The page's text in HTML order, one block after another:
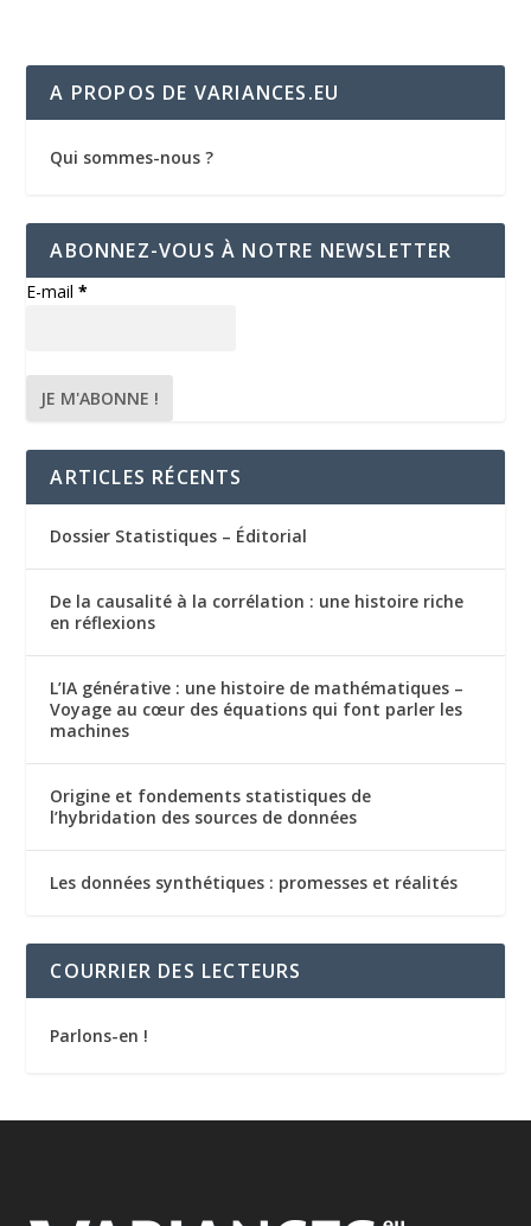
A PROPOS DE VARIANCES.EU
Qui sommes-nous ?
ABONNEZ-VOUS À NOTRE NEWSLETTER
E-mail*
ARTICLES RÉCENTS
Dossier Statistiques – Éditorial
De la causalité à la corrélation : une histoire riche
en réflexions
L’IA générative : une histoire de mathématiques –
Voyage au cœur des équations qui font parler les
machines
Origine et fondements statistiques de
l’hybridation des sources de données
Les données synthétiques : promesses et réalités
COURRIER DES LECTEURS
Parlons-en !